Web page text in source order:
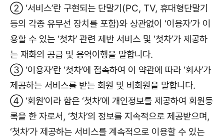
② ‘서비스’란 구현되는 단말기(PC, TV, 휴대형단말기
등의 각종 유무선 장치를 포함)와 상관없이 ‘이용자’가 이
용할 수 있는 ‘첫차’ 관련 제반 서비스 및 ‘첫차’가 제공하
는 재화의 공급 및 용역이행을 말합니다.
③ ‘이용자’란 ‘첫차’에 접속하여 이 약관에 따라 ‘회사’가
제공하는 서비스를 받는 회원 및 비회원을 말합니다.
④ ‘회원’이라 함은 ‘첫차’에 개인정보를 제공하여 회원등
록을 한 자로서, ‘첫차’의 정보를 지속적으로 제공받으며,
‘첫차’가 제공하는 서비스를 계속적으로 이용할 수 있는